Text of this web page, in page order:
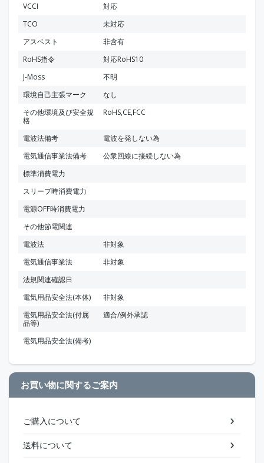
VCCI
対応
TCO
未対応
アスベスト
非含有
RoHS指令
対応RoHS10
J-Moss
不明
環境自己主張マーク
なし
その他環境及び安全規
格
RoHS,CE,FCC
電波法備考
電波を発しない為
電気通信事業法備考
公衆回線に接続しない為
標準消費電力
スリープ時消費電力
電源OFF時消費電力
その他節電関連
電波法
非対象
電気通信事業法
非対象
法規関連確認日
電気用品安全法(本体)
非対象
電気用品安全法(付属
品等)
適合/例外承認
電気用品安全法(備考)
お買い物に関するご案内
ご購入について
送料について